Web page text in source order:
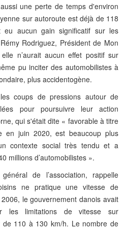
une perte de temps d'environ
sur autoroute est déjà de 118
eu aucun gain significatif sur les
Rodriguez, Président de Mon
n’aurait aucun effet positif sur
pu inciter des automobilistes à
plus accidentogène.
coups de pressions autour de
pour poursuivre leur action
qui s'était dite « favorable à titre
en juin 2020, est beaucoup plus
contexte social très tendu et a
millions d’automobilistes ».
de l’association, rappelle
ne pratique une vitesse de
le gouvernement danois avait
les limitations de vitesse sur
110 à 130 km/h. Le nombre de